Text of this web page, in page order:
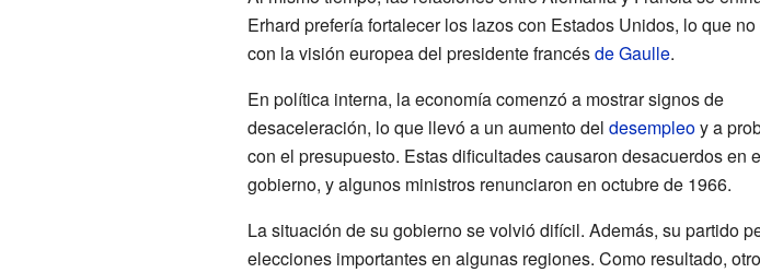
Erhard prefería fortalecer los lazos con Estados Unidos, lo que
con la visión europea del presidente francésde Gaulle.
En política interna, la economía comenzó a mostrar signos de
desaceleración, lo que llevó a un aumento del desempleoy a
con el presupuesto. Estas dificultades causaron desacuerdos en
gobierno, y algunos ministros renunciaron en octubre de 1966.
La situación de su gobierno se volvió difícil. Además, su partido
elecciones importantes en algunas regiones. Como resultado,